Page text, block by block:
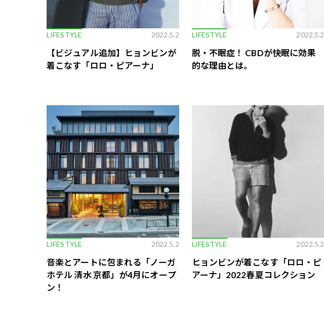
LIFESTYLE 2022.5.2
【ビジュアル追加】ヒョンビンが
着こなす「ロロ・ピアーナ」
LIFESTYLE 2022.5.2
脱・不眠症！ CBDが快眠に効果
的な理由とは。
LIFESTYLE 2022.5.2
音楽とアートに包まれる「ノーガ
ホテル 清水 京都」が4月にオープ
ン！
LIFESTYLE 2022.5.2
ヒョンビンが着こなす「ロロ・ピ
アーナ」2022春夏コレクション